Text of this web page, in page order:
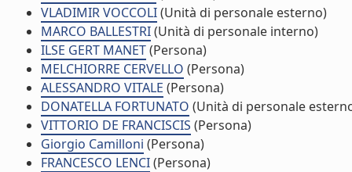
VLADIMIR VOCCOLI(Unità di personale esterno)
MARCO BALLESTRI(Unità di personale interno)
ILSE GERT MANET(Persona)
MELCHIORRE CERVELLO (Persona)
ALESSANDRO VITALE (Persona)
DONATELLA FORTUNATO (Unità di personale
VITTORIO DE FRANCISCIS (Persona)
Giorgio Camilloni (Persona)
FRANCESCO LENCI(Persona)